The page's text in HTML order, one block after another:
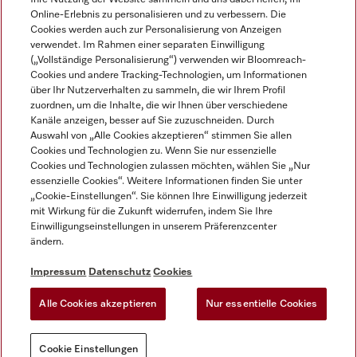
Impressum
AGB
Datenschutz
Nutzungsbedigungen
EU-Gesetzen über digitale Dienste
Miele auf Instagram
Miele auf Facebook
Miele auf Youtube
Online-Erlebnis zu personalisieren und zu verbessern. Die
Cookies werden auch zur Personalisierung von Anzeigen
verwendet. Im Rahmen einer separaten Einwilligung
(„Vollständige Personalisierung“) verwenden wir Bloomreach-
Cookies und andere Tracking-Technologien, um Informationen
über Ihr Nutzerverhalten zu sammeln, die wir Ihrem Profil
zuordnen, um die Inhalte, die wir Ihnen über verschiedene
Kanäle anzeigen, besser auf Sie zuzuschneiden. Durch
Auswahl von „Alle Cookies akzeptieren“ stimmen Sie allen
Cookies und Technologien zu. Wenn Sie nur essenzielle
Cookies und Technologien zulassen möchten, wählen Sie „Nur
essenzielle Cookies“. Weitere Informationen finden Sie unter
„Cookie-Einstellungen“. Sie können Ihre Einwilligung jederzeit
mit Wirkung für die Zukunft widerrufen, indem Sie Ihre
Einwilligungseinstellungen in unserem Präferenzcenter
ändern.
Impressum Datenschutz Cookies
Alle Cookies akzeptieren Nur essentielle Cookies
Cookie Einstellungen